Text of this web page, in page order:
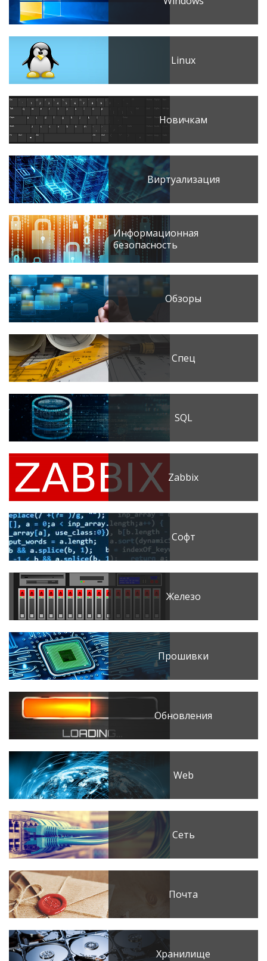
Linux
Новичкам
Виртуализация
Информационная
безопасность
Обзоры
Спец
SQL
Zabbix
Софт
Железо
Прошивки
Обновления
Web
Сеть
Почта
Хранилище